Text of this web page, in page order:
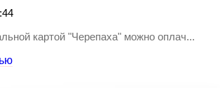
картой "Черепаха" можно оплач...